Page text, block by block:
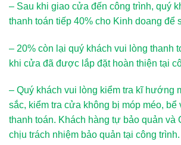
– Sau khi giao cửa đến công trình, quý
thanh toán tiếp 40% cho Kinh doang để
– 20% còn lại quý khách vui lòng thanh
khi cửa đã được lắp đặt hoàn thiện tại
– Quý khách vui lòng kiểm tra kĩ hướng
sắc, kiểm tra cửa không bị móp méo,
thanh toán. Khách hàng tự bảo quản và
chịu trách nhiệm bảo quản tại công trình.